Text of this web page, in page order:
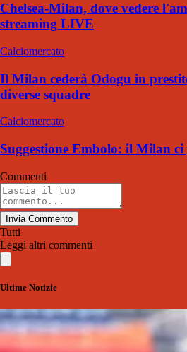
Chelsea-Milan, dove vedere
streaming LIVE
Calciomercato
Il Milan cederà Odogu in
diverse squadre
Calciomercato
Suggestione Embolo: il Milan
Commenti
Invia Commento
Tutti
Leggi altri commenti
Ultime Notizie